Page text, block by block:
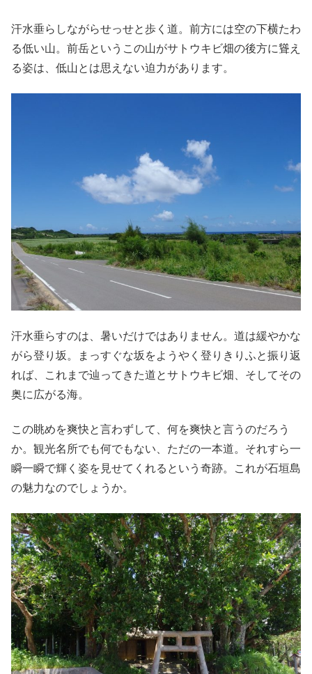
汗水垂らしながらせっせと歩く道。前方には空の下横たわ
る低い山。前岳というこの山がサトウキビ畑の後方に聳え
る姿は、低山とは思えない迫力があります。
汗水垂らすのは、暑いだけではありません。道は緩やかな
がら登り坂。まっすぐな坂をようやく登りきりふと振り返
れば、これまで辿ってきた道とサトウキビ畑、そしてその
奥に広がる海。
この眺めを爽快と言わずして、何を爽快と言うのだろう
か。観光名所でも何でもない、ただの一本道。それすら一
瞬一瞬で輝く姿を見せてくれるという奇跡。これが石垣島
の魅力なのでしょうか。